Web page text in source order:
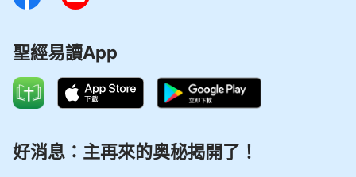
聖經易讀App
好消息：主再來的奥秘揭開了！